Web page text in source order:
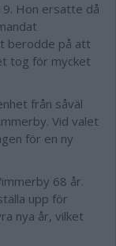
Hon ersatte då
berodde på att
tog för mycket
från såväl
Vid valet
för en ny
68 år.
upp för
nya år, vilket